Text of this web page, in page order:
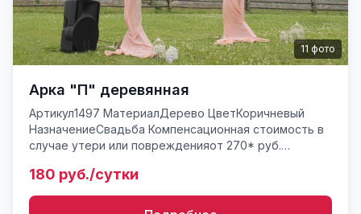
11 фото
Арка "П" деревянная
Артикул1497 МатериалДерево ЦветКоричневый
НазначениеСвадьба Компенсационная стоимость в
случае утери или поврежденияот 270* руб.
на 2,4 метра. Арка с...
180 руб./сутки